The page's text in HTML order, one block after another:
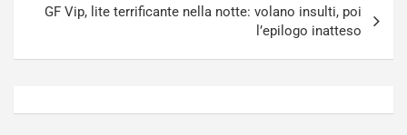
GF Vip, lite terrificante nella notte: volano insulti, poi
l’epilogo inatteso